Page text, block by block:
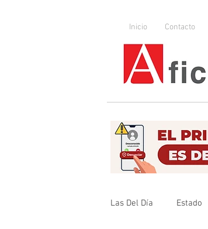
Inicio Contacto
Las Del Día Estado